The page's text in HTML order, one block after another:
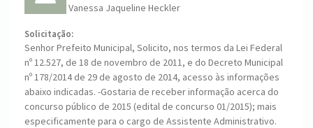
Vanessa Jaqueline Heckler
Solicitação:
Senhor Prefeito Municipal, Solicito, nos termos da Lei Federal
nº 12.527, de 18 de novembro de 2011, e do Decreto Municipal
nº 178/2014 de 29 de agosto de 2014, acesso às informações
abaixo indicadas. -Gostaria de receber informação acerca do
concurso público de 2015 (edital de concurso 01/2015); mais
especificamente para o cargo de Assistente Administrativo.